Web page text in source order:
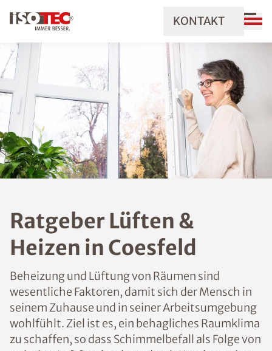
KONTAKT
Ratgeber Lüften &
Heizen in Coesfeld
Beheizung und Lüftung von Räumen sind
wesentliche Faktoren, damit sich der Mensch in
seinem Zuhause und in seiner Arbeitsumgebung
wohlfühlt. Ziel ist es, ein behagliches Raumklima
zu schaffen, so dass Schimmelbefall als Folge von